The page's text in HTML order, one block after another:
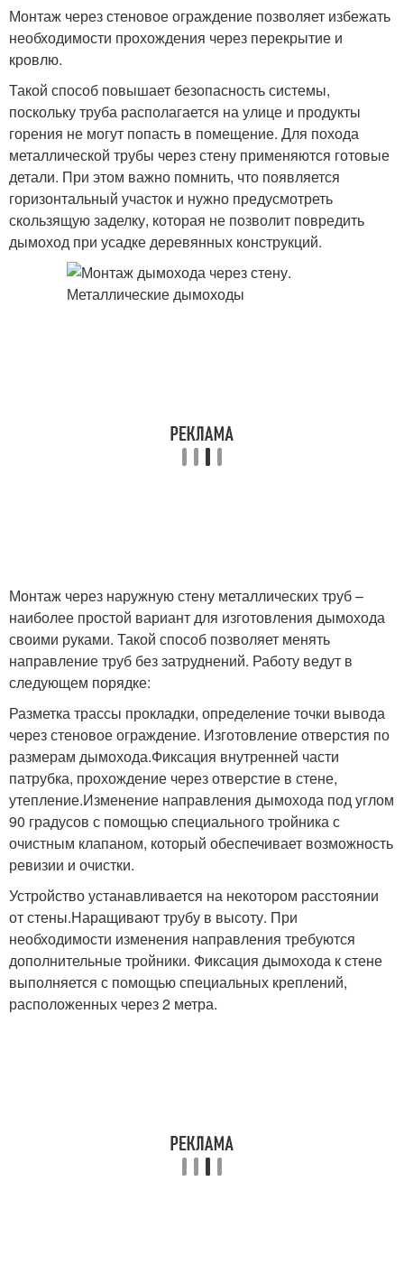
Монтаж через стеновое ограждение позволяет избежать
необходимости прохождения через перекрытие и
кровлю.
Такой способ повышает безопасность системы,
поскольку труба располагается на улице и продукты
горения не могут попасть в помещение. Для похода
металлической трубы через стену применяются готовые
детали. При этом важно помнить, что появляется
горизонтальный участок и нужно предусмотреть
скользящую заделку, которая не позволит повредить
дымоход при усадке деревянных конструкций.
Монтаж через наружную стену металлических труб –
наиболее простой вариант для изготовления дымохода
своими руками. Такой способ позволяет менять
направление труб без затруднений. Работу ведут в
следующем порядке:
Разметка трассы прокладки, определение точки вывода
через стеновое ограждение. Изготовление отверстия по
размерам дымохода.Фиксация внутренней части
патрубка, прохождение через отверстие в стене,
утепление.Изменение направления дымохода под углом
90 градусов с помощью специального тройника с
очистным клапаном, который обеспечивает возможность
ревизии и очистки.
Устройство устанавливается на некотором расстоянии
от стены.Наращивают трубу в высоту. При
необходимости изменения направления требуются
дополнительные тройники. Фиксация дымохода к стене
выполняется с помощью специальных креплений,
расположенных через 2 метра.